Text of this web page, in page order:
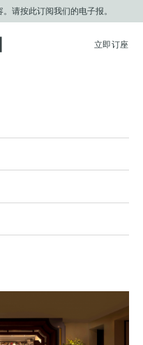
请按此订阅我们的电子报。